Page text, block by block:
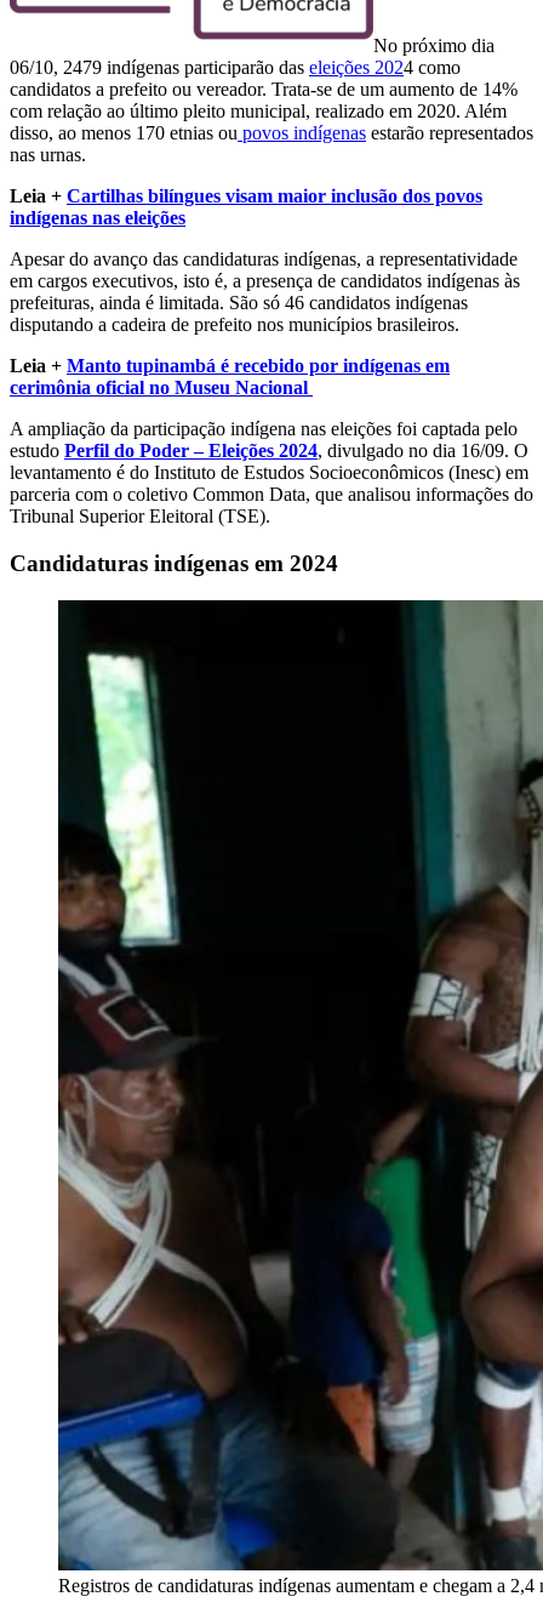
No próximo dia
06/10, 2479 indígenas participarão das eleições 2024 como
candidatos a prefeito ou vereador. Trata-se de um aumento de 14%
com relação ao último pleito municipal, realizado em 2020. Além
disso, ao menos 170 etnias ou povos indígenas estarão representados
nas urnas.
Leia + Cartilhas bilíngues visam maior inclusão dos povos
indígenas nas eleições
Apesar do avanço das candidaturas indígenas, a representatividade
em cargos executivos, isto é, a presença de candidatos indígenas às
prefeituras, ainda é limitada. São só 46 candidatos indígenas
disputando a cadeira de prefeito nos municípios brasileiros.
Leia + Manto tupinambá é recebido por indígenas em
cerimônia oficial no Museu Nacional
A ampliação da participação indígena nas eleições foi captada pelo
estudo Perfil do Poder – Eleições 2024, divulgado no dia 16/09. O
levantamento é do Instituto de Estudos Socioeconômicos (Inesc) em
parceria com o coletivo Common Data, que analisou informações do
Tribunal Superior Eleitoral (TSE).
Candidaturas indígenas em 2024
Registros de candidaturas indígenas aumentam e chegam a